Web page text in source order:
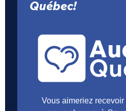
Québec!
Vous aimeriez